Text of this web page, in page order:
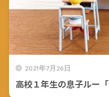
2021年7月26日
高校１年生の息子ルー